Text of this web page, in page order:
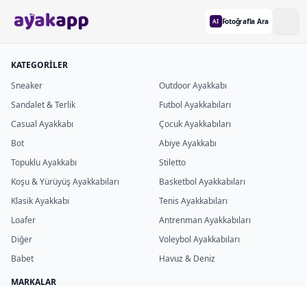
AI Fotoğrafla Ara
KATEGORİLER
Sneaker
Sandalet & Terlik
Casual Ayakkabı
Bot
Topuklu Ayakkabı
Koşu & Yürüyüş Ayakkabıları
Klasik Ayakkabı
Loafer
Diğer
Babet
Outdoor Ayakkabı
Futbol Ayakkabıları
Çocuk Ayakkabıları
Abiye Ayakkabı
Stiletto
Basketbol Ayakkabıları
Tenis Ayakkabıları
Antrenman Ayakkabıları
Voleybol Ayakkabıları
Havuz & Deniz
MARKALAR